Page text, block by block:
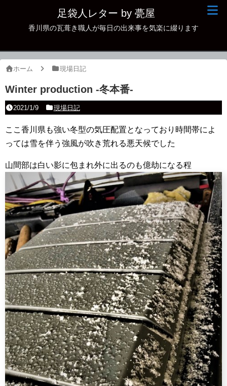
足袋人レター by 甍屋
香川県の瓦葺き職人が毎日の出来事を気楽に綴ります
ホーム 現場日記
Winter production -冬本番-
2021/1/9 現場日記
ここ香川県も強い冬型の気圧配置となっており時間帯によ
っては雪を伴う強風が吹き荒れる悪天候でした
山間部は白い影に包まれ外に出るのも億劫になる程
現場日記
古瓦
本日の一品
その他